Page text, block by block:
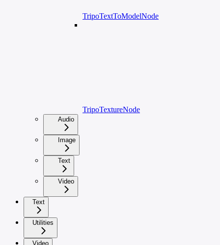
TripoTextToModelNode
TripoTextureNode
Audio
Image
Text
Video
Text
Utilities
Video